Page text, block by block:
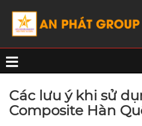
Các lưu ý khi sử
Composite Hàn